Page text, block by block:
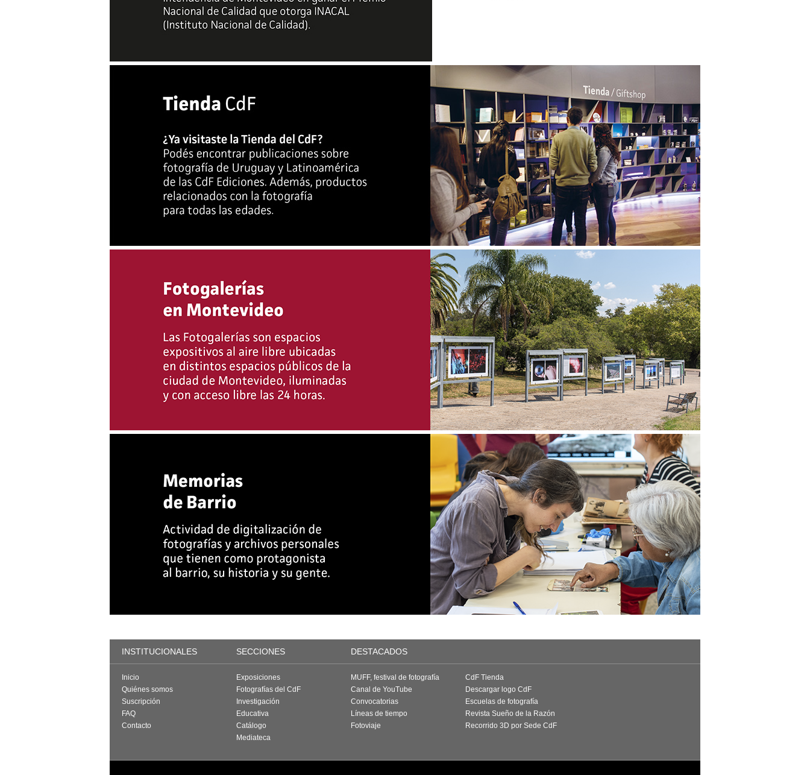
INSTITUCIONALES SECCIONES DESTACADOS
Inicio
Quiénes somos
Suscripción
FAQ
Contacto
Exposiciones
Fotografías del CdF
Investigación
Educativa
Catálogo
Mediateca
MUFF, festival de fotografía
Canal de YouTube
Convocatorias
Líneas de tiempo
Fotoviaje
CdF Tienda
Descargar logo CdF
Escuelas de fotografía
Revista Sueño de la Razón
Recorrido 3D por Sede CdF